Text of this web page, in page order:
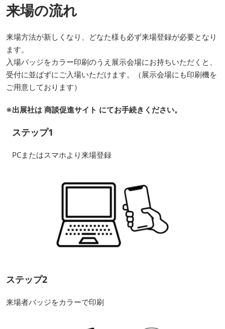
来場の流れ
来場方法が新しくなり、どなた様も必ず来場登録が必要となり
ます。
入場バッジをカラー印刷のうえ展示会場にお持ちいただくと、
受付に並ばずにご入場いただけます。（展示会場にも印刷機を
ご用意しております）
※出展社は 商談促進サイト にてお手続きください。
ステップ1
PCまたはスマホより来場登録
ステップ2
来場者バッジをカラーで印刷